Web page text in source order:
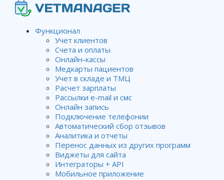
Функционал
Учет клиентов
Счета и оплаты
Онлайн-кассы
Медкарты пациентов
Учет в складе и ТМЦ
Расчет зарплаты
Рассылки e-mail и смс
Онлайн запись
Подключение телефонии
Автоматический сбор отзывов
Аналитика и отчеты
Перенос данных из других программ
Виджеты для сайта
Интеграторы + API
Мобильное приложение